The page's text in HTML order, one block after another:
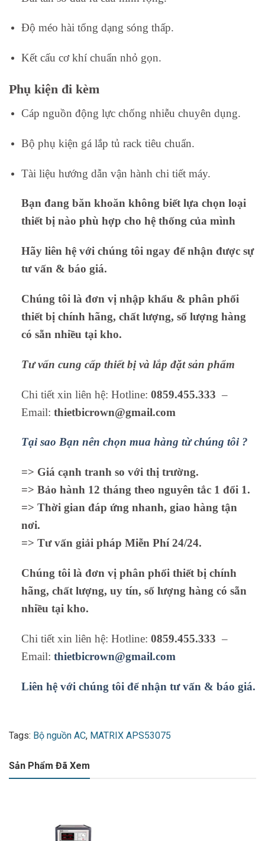
Độ méo hài tổng dạng sóng thấp.
Kết cấu cơ khí chuẩn nhỏ gọn.
Phụ kiện đi kèm
Cáp nguồn động lực chống nhiễu chuyên dụng.
Bộ phụ kiện gá lắp tủ rack tiêu chuẩn.
Tài liệu hướng dẫn vận hành chi tiết máy.
Bạn đang băn khoăn không biết lựa chọn loại
thiết bị nào phù hợp cho hệ thống của mình
Hãy liên hệ với chúng tôi ngay để nhận được sự
tư vấn & báo giá.
Chúng tôi là đơn vị nhập khẩu & phân phối
thiết bị chính hãng, chất lượng, số lượng hàng
có sẵn nhiều tại kho.
Tư vấn cung cấp thiết bị và lắp đặt sản phẩm
Chi tiết xin liên hệ: Hotline: 0859.455.333 –
Email: thietbicrown@gmail.com
Tại sao Bạn nên chọn mua hàng từ chúng tôi ?
=> Giá cạnh tranh so với thị trường.
=> Bảo hành 12 tháng theo nguyên tắc 1 đổi 1.
=> Thời gian đáp ứng nhanh, giao hàng tận
nơi.
=> Tư vấn giải pháp Miễn Phí 24/24.
Chúng tôi là đơn vị phân phối thiết bị chính
hãng, chất lượng, uy tín, số lượng hàng có sẵn
nhiều tại kho.
Chi tiết xin liên hệ: Hotline: 0859.455.333 –
Email: thietbicrown@gmail.com
Liên hệ với chúng tôi để nhận tư vấn & báo giá.
Tags: Bộ nguồn AC, MATRIX APS53075
Sản Phẩm Đã Xem